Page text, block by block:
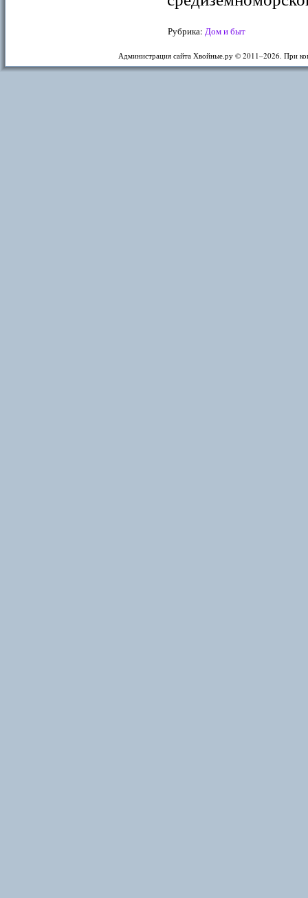
Рубрика: Дом и быт
Администрация сайта Хвойные.ру © 2011–2026. При